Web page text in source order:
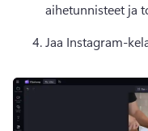
aihetunnisteet ja
Jaa Instagram-